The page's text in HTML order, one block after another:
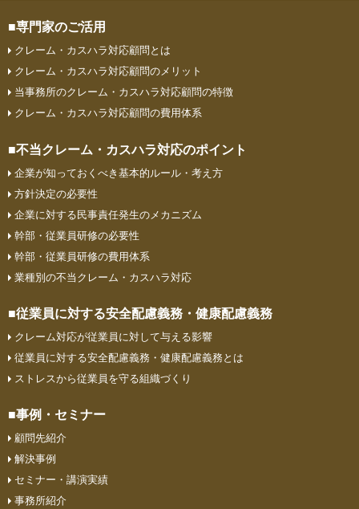
■専門家のご活用
クレーム・カスハラ対応顧問とは
クレーム・カスハラ対応顧問のメリット
当事務所のクレーム・カスハラ対応顧問の特徴
クレーム・カスハラ対応顧問の費⽤体系
■不当クレーム・カスハラ対応のポイント
企業が知っておくべき基本的ルール・考え方
方針決定の必要性
企業に対する民事責任発生のメカニズム
幹部・従業員研修の必要性
幹部・従業員研修の費用体系
業種別の不当クレーム・カスハラ対応
■従業員に対する安全配慮義務・ 健康配慮義務
クレーム対応が従業員に対して与える影響
従業員に対する安全配慮義務・健康配慮義務とは
ストレスから従業員を守る組織づくり
■事例・セミナー
顧問先紹介
解決事例
セミナー・講演実績
事務所紹介